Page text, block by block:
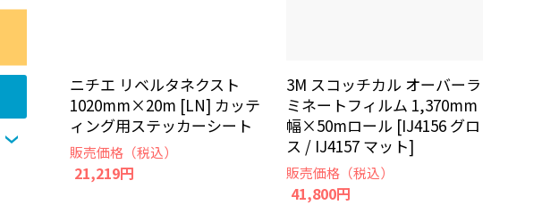
ニチエ リベルタネクスト
1020mm×20m [LN] カッテ
ィング用ステッカーシート
販売価格（税込）
21,219円
3M スコッチカル オーバーラ
ミネートフィルム 1,370mm
幅×50mロール [IJ4156 グロ
ス / IJ4157 マット]
販売価格（税込）
41,800円